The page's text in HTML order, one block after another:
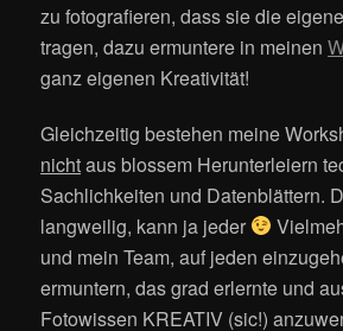
zu fotografieren, dass sie die
tragen, dazu ermuntere in meinen
ganz eigenen Kreativität!
Gleichzeitig bestehen meine
nichtaus blossem Herunterleiern
Sachlichkeiten und Datenblättern.
langweilig, kann ja jeder
und mein Team, auf jeden
ermuntern, das grad erlernte und
Fotowissen KREATIV (sic!)